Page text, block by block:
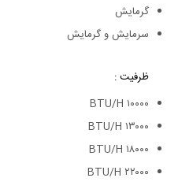
گرمایش
سرمایش و گرمایش
ظرفیت :
۱۰۰۰۰ BTU/H
۱۳۰۰۰ BTU/H
۱۸۰۰۰ BTU/H
۲۲۰۰۰ BTU/H